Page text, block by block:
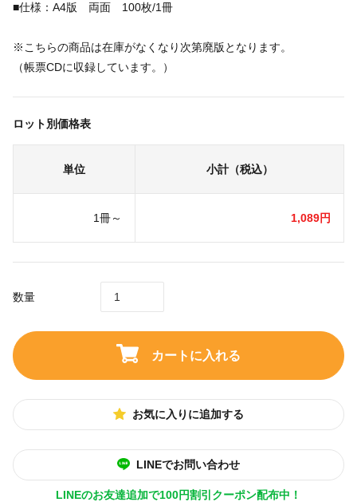
■仕様：A4版 両面 100枚/1冊
※こちらの商品は在庫がなくなり次第廃版となります。
（帳票CDに収録しています。）
ロット別価格表
単位 小計（税込）
1冊～ 1,089円
数量
カートに入れる
お気に入りに追加する
LINEでお問い合わせ
LINEのお友達追加で100円割引クーポン配布中！